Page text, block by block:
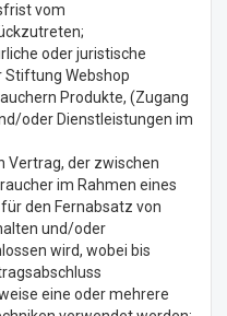
vom
oder juristische
Stiftung Webshop
Produkte, (Zugang
oder Dienstleistungen im
Vertrag, der zwischen
im Rahmen eines
den Fernabsatz von
und/oder
wird, wobei bis
eine oder mehrere